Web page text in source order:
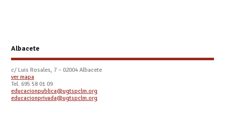
Albacete
c/ Luis Rosales, 7 – 02004 Albacete
ver mapa
Tel. 695 58 01 09
educacionpublica@ugtspclm.org
educacionprivada@ugtspclm.org